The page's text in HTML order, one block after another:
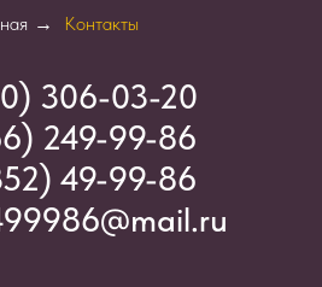
→ Контакты
306-03-20
249-99-86
49-99-86